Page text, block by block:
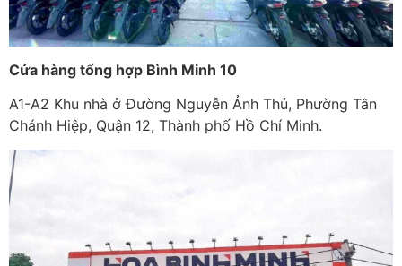
Cửa hàng tổng hợp Bình Minh 10
A1-A2 Khu nhà ở Đường Nguyễn Ảnh Thủ, Phường Tân
Chánh Hiệp, Quận 12, Thành phố Hồ Chí Minh.